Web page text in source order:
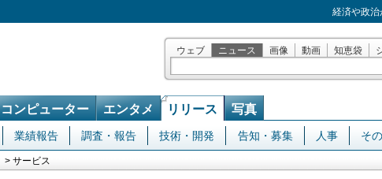
経済や政
ウェブ ニュース 画像 動画 知恵袋
コンピューター エンタメ リリース 写真
業績報告 調査・報告 技術・開発 告知・募集 人事 そ
> サービス